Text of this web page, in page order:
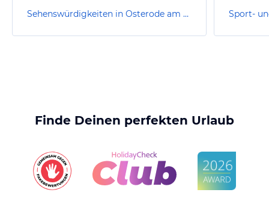
Sehenswürdigkeiten in Osterode am Harz
Finde Deinen perfekten Urlaub